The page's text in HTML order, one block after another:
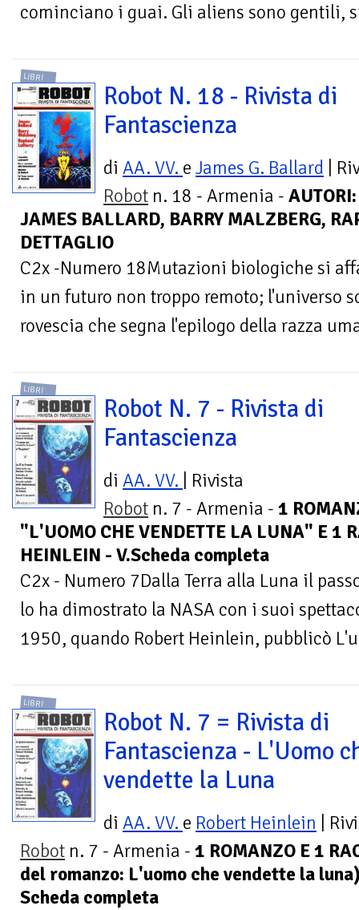
cominciano i guai. Gli aliens sono gentili,
LIBRI
Robot N. 18 - Rivista di
Fantascienza
di AA. VV. e James G. Ballard |
Robot n. 18 - Armenia - AUTORI:
JAMES BALLARD, BARRY MALZBERG,
DETTAGLIO
C2x -Numero 18Mutazioni biologiche si
in un futuro non troppo remoto; l'universo
rovescia che segna l'epilogo della razza
LIBRI
Robot N. 7 - Rivista di
Fantascienza
di AA. VV.
| Rivista
Robot n. 7 - Armenia - 1
"L'UOMO CHE VENDETTE LA LUNA" E 1
HEINLEIN - V.Scheda completa
C2x - Numero 7Dalla Terra alla Luna il
lo ha dimostrato la NASA con i suoi
1950, quando Robert Heinlein, pubblicò
LIBRI
Robot N. 7 = Rivista di
Fantascienza - L'Uomo
vendette la Luna
di AA. VV. e Robert Heinlein |
Robot n. 7 - Armenia - 1 ROMANZO E 1
del romanzo: L'uomo che vendette la luna)
Scheda completa